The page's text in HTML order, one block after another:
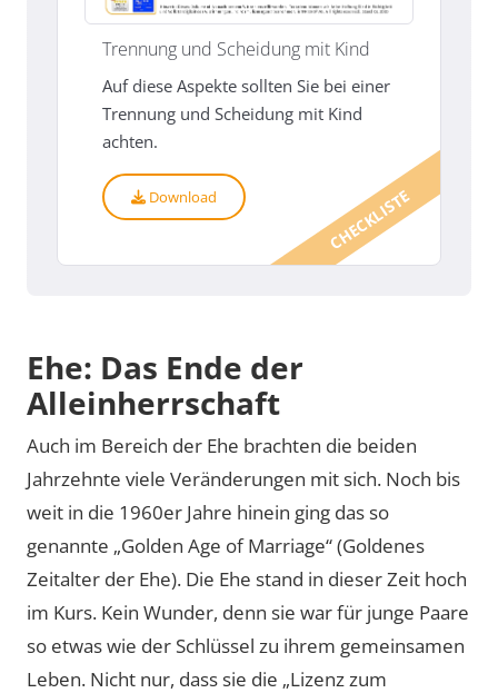
CHECKLISTE
Trennung und Scheidung mit Kind
Auf diese Aspekte sollten Sie bei einer
Trennung und Scheidung mit Kind
achten.
Download
Ehe: Das Ende der
Alleinherrschaft
Auch im Bereich der Ehe brachten die beiden
Jahrzehnte viele Veränderungen mit sich. Noch bis
weit in die 1960er Jahre hinein ging das so
genannte „Golden Age of Marriage“ (Goldenes
Zeitalter der Ehe). Die Ehe stand in dieser Zeit hoch
im Kurs. Kein Wunder, denn sie war für junge Paare
so etwas wie der Schlüssel zu ihrem gemeinsamen
Leben. Nicht nur, dass sie die „Lizenz zum